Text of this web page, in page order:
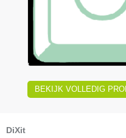
BEKIJK VOLLEDIG
DiXit